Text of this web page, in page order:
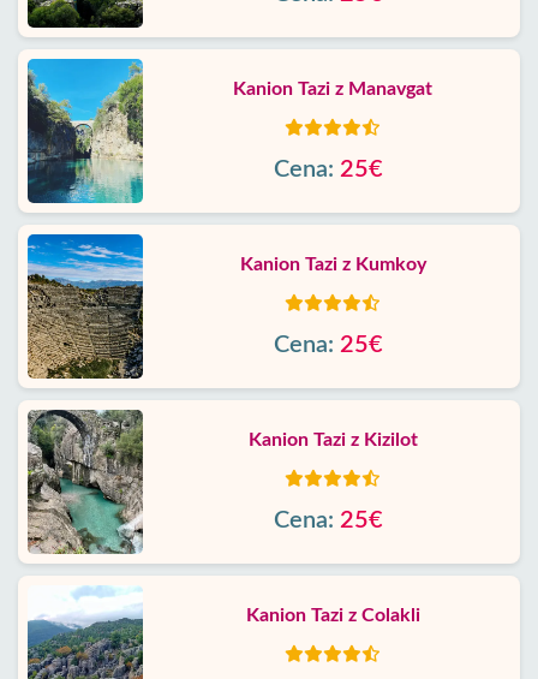
Kanion Tazi z Manavgat
Cena: 25€
Kanion Tazi z Kumkoy
Cena: 25€
Kanion Tazi z Kizilot
Cena: 25€
Kanion Tazi z Colakli